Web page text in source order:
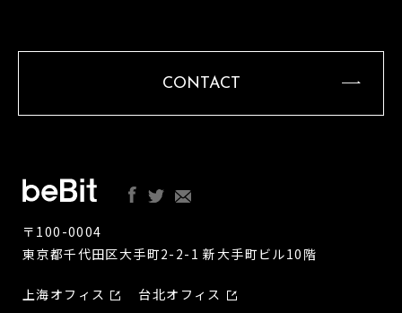
CONTACT
〒100-0004
東京都千代田区大手町2-2-1 新大手町ビル10階
上海オフィス 台北オフィス